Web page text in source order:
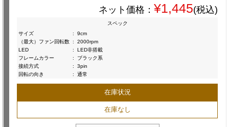
ネット価格： ¥1,445(税込)
スペック
サイズ
:
9cm
（最大）ファン回転数 :
2000rpm
LED
:
LED非搭載
フレームカラー
:
ブラック系
接続方式
:
3pin
回転の向き
: 通常
在庫状況
在庫なし